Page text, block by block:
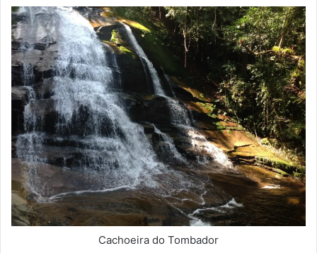
Cachoeira do Tombador